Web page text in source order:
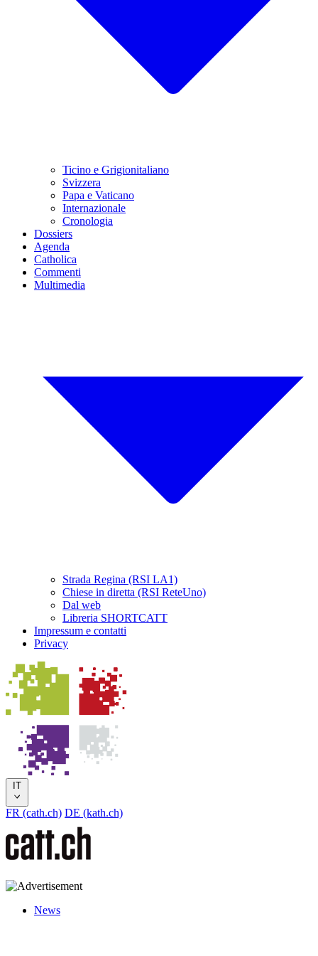
Ticino e Grigionitaliano
Svizzera
Papa e Vaticano
Internazionale
Cronologia
Dossiers
Agenda
Catholica
Commenti
Multimedia
Strada Regina (RSI LA1)
Chiese in diretta (RSI ReteUno)
Dal web
Libreria SHORTCATT
Impressum e contatti
Privacy
IT
FR (cath.ch) DE (kath.ch)
News